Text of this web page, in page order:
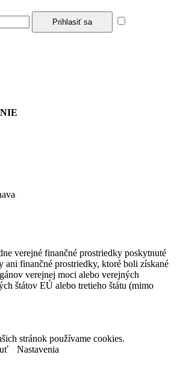
verejné finančné prostriedky poskytnuté
ani finančné prostriedky, ktoré boli získané
verejnej moci alebo verejných
štátov EÚ alebo tretieho štátu (mimo
stránok používame cookies.
Nastavenia